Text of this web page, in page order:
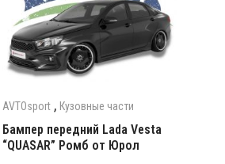
AVTOsport , Кузовные части
Бампер передний Lada Vesta
“QUASAR” Ромб от Юрол